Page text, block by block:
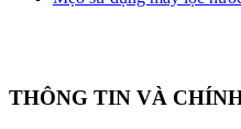
THÔNG TIN VÀ